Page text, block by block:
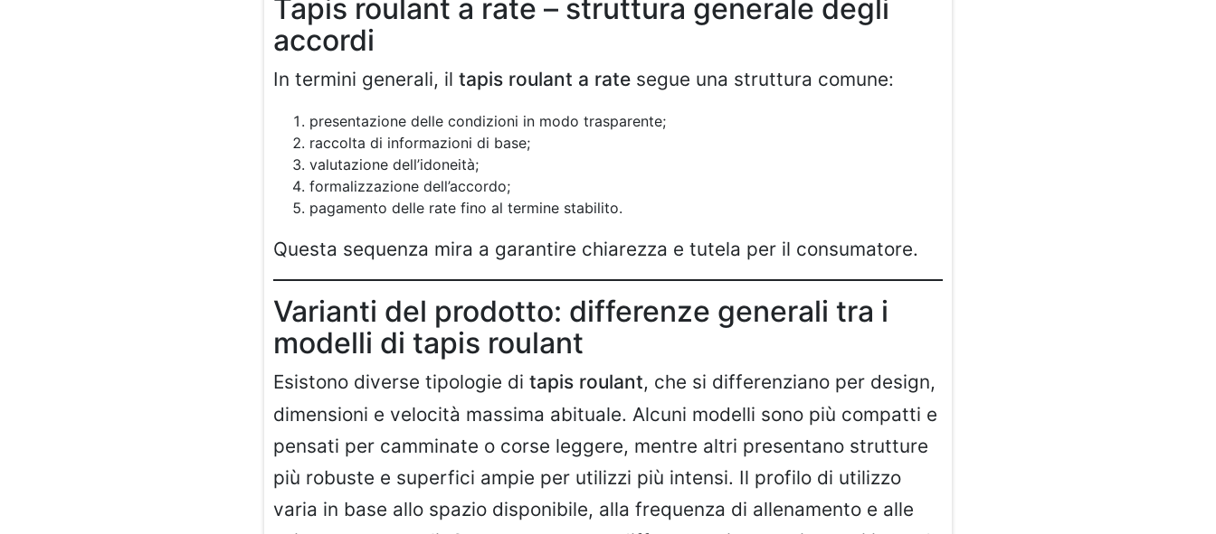
Tapis roulant a rate – struttura generale degli
accordi
In termini generali, il tapis roulant a rate segue una struttura comune:
presentazione delle condizioni in modo trasparente;
raccolta di informazioni di base;
valutazione dell’idoneità;
formalizzazione dell’accordo;
pagamento delle rate fino al termine stabilito.
Questa sequenza mira a garantire chiarezza e tutela per il consumatore.
Varianti del prodotto: differenze generali tra i
modelli di tapis roulant
Esistono diverse tipologie di tapis roulant, che si differenziano per design,
dimensioni e velocità massima abituale. Alcuni modelli sono più compatti e
pensati per camminate o corse leggere, mentre altri presentano strutture
più robuste e superfici ampie per utilizzi più intensi. Il profilo di utilizzo
varia in base allo spazio disponibile, alla frequenza di allenamento e alle